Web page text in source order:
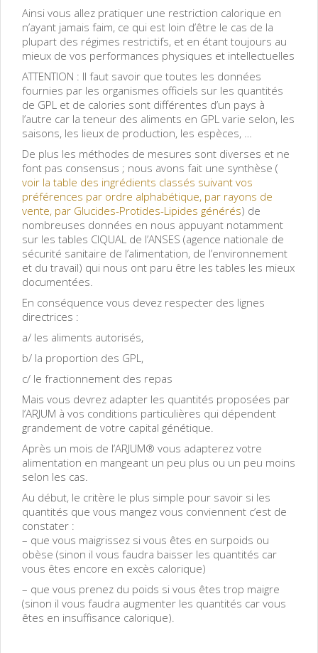
Ainsi vous allez pratiquer une restriction calorique en
n’ayant jamais faim, ce qui est loin d’être le cas de la
plupart des régimes restrictifs, et en étant toujours au
mieux de vos performances physiques et intellectuelles
ATTENTION : Il faut savoir que toutes les données
fournies par les organismes officiels sur les quantités
de GPL et de calories sont différentes d’un pays à
l’autre car la teneur des aliments en GPL varie selon, les
saisons, les lieux de production, les espèces, …
De plus les méthodes de mesures sont diverses et ne
font pas consensus ; nous avons fait une synthèse (
voir la table des ingrédients classés suivant vos
préférences par ordre alphabétique, par rayons de
vente, par Glucides-Protides-Lipides générés) de
nombreuses données en nous appuyant notamment
sur les tables CIQUAL de l’ANSES (agence nationale de
sécurité sanitaire de l’alimentation, de l’environnement
et du travail) qui nous ont paru être les tables les mieux
documentées.
En conséquence vous devez respecter des lignes
directrices :
a/ les aliments autorisés,
b/ la proportion des GPL,
c/ le fractionnement des repas
Mais vous devrez adapter les quantités proposées par
l’ARJUM à vos conditions particulières qui dépendent
grandement de votre capital génétique.
Après un mois de l’ARJUM® vous adapterez votre
alimentation en mangeant un peu plus ou un peu moins
selon les cas.
Au début, le critère le plus simple pour savoir si les
quantités que vous mangez vous conviennent c’est de
constater :
– que vous maigrissez si vous êtes en surpoids ou
obèse (sinon il vous faudra baisser les quantités car
vous êtes encore en excès calorique)
– que vous prenez du poids si vous êtes trop maigre
(sinon il vous faudra augmenter les quantités car vous
êtes en insuffisance calorique).